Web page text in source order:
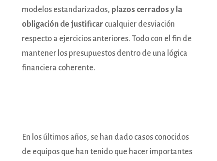
modelos estandarizados, plazos cerrados y la
obligación de justificar cualquier desviación
respecto a ejercicios anteriores. Todo con el fin de
mantener los presupuestos dentro de una lógica
financiera coherente.
En los últimos años, se han dado casos conocidos
de equipos que han tenido que hacer importantes